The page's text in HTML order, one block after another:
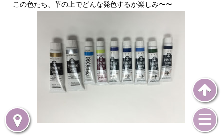
この色たち、革の上でどんな発色するか楽しみ〜〜